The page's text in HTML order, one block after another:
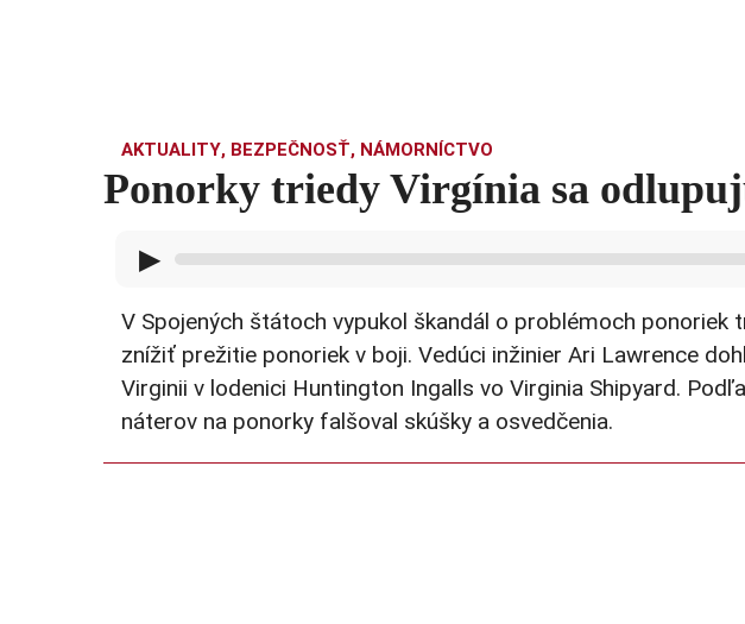
AKTUALITY, BEZPEČNOSŤ, NÁMORNÍCTVO
Ponorky triedy Virgínia sa
▶
V Spojených štátoch vypukol škandál o problémoch ponoriek
znížiť prežitie ponoriek v boji. Vedúci inžinier Ari Lawrence
Virginii v lodenici Huntington Ingalls vo Virginia Shipyard.
náterov na ponorky falšoval skúšky a osvedčenia.